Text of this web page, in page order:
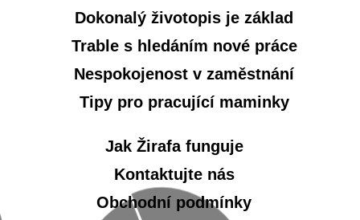
Dokonalý životopis je základ
Trable s hledáním nové práce
Nespokojenost v zaměstnání
Tipy pro pracující maminky
Jak Žirafa funguje
Kontaktujte nás
Obchodní podmínky